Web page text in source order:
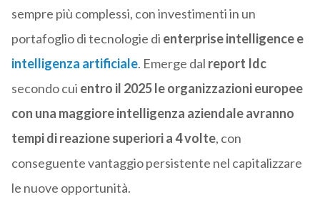
sempre più complessi, con investimenti in un
portafoglio di tecnologie di enterprise intelligence e
intelligenza artificiale. Emerge dal report Idc
secondo cui entro il 2025 le organizzazioni europee
con una maggiore intelligenza aziendale avranno
tempi di reazione superiori a 4 volte, con
conseguente vantaggio persistente nel capitalizzare
le nuove opportunità.